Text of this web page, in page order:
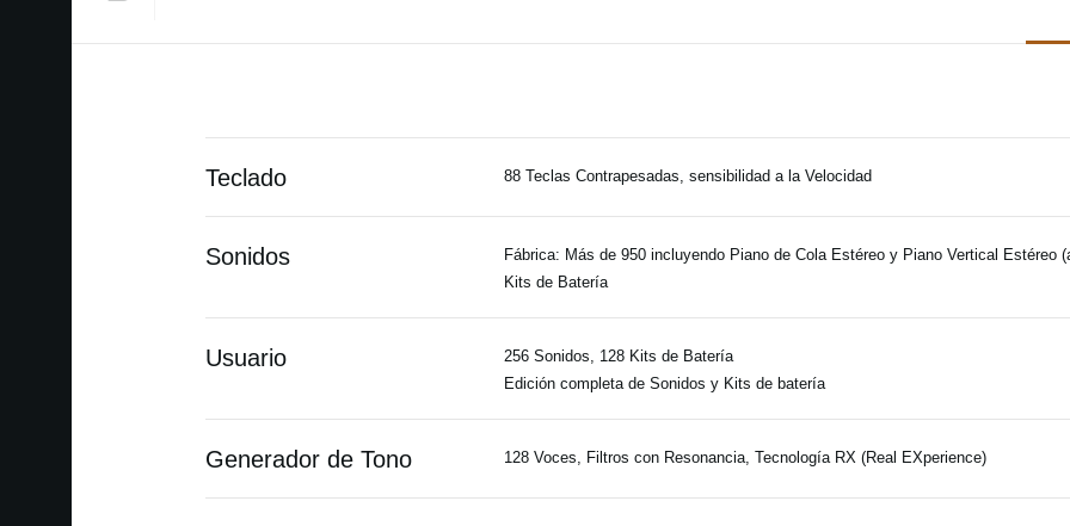
Teclado 88 Teclas Contrapesadas, sensibilidad a la Velocidad
Sonidos
Fábrica: Más de 950 incluyendo Piano de Cola Estéreo y Piano Vertical Estéreo
Kits de Batería
Usuario
256 Sonidos, 128 Kits de Batería
Edición completa de Sonidos y Kits de batería
Generador de Tono 128 Voces, Filtros con Resonancia, Tecnología RX (Real EXperience)